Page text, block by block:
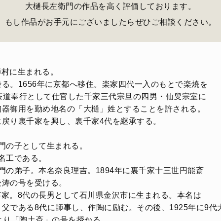
大樋長左衛門の作品を高く評価しております。
もし作品がお手元にございましたらぜひご相談ください。
に生まれる。
。1656年に京都へ移住。楽家四代一入のもとで楽焼を
奉行として仕官した千家三代宗旦の四男・仙叟宗室に
御用を勤め地名の「大樋」姓とすることを許される。
り裏千家を興し、裏千家4代を継承する。
子として生まれる。
工である。
弟子。本名奈良理吉。1894年に裏千家十三世円能斎
の号を受ける。
。8代の長男として石川県金沢市に生まれる。本名は
である8代に師事し、作陶に励む。その後、1925年に9